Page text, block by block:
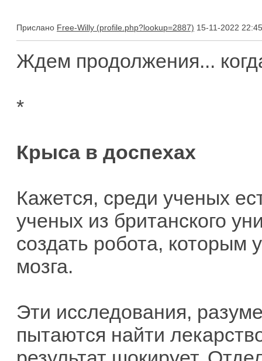
Прислано Free-Willy 15-11-2022 22:45
Ждем продолжения...
*
Крыса в доспехах
Кажется, среди ученых
ученых из британского
создать робота, которым
мозга.
Эти исследования,
пытаются найти